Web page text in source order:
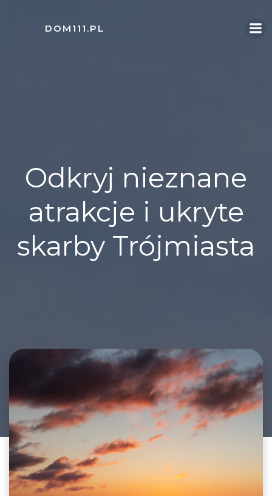
DOM111.PL
Odkryj nieznane
atrakcje i ukryte
skarby Trójmiasta